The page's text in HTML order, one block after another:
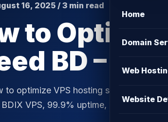
Home
Domain
Web
Website
16, 2025 / 3 min read
to
BD – BD
to optimize VPS hosting speed in
BDIX VPS, 99.9% uptime, DDoS